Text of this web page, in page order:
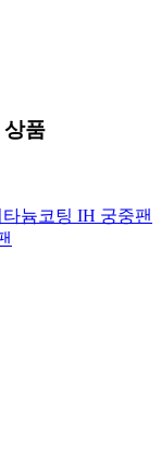
상품
늄코팅 IH 궁중팬